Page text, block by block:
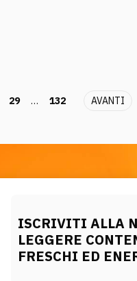
29 … 132 AVANTI
ISCRIVITI ALLA
LEGGERE
FRESCHI ED